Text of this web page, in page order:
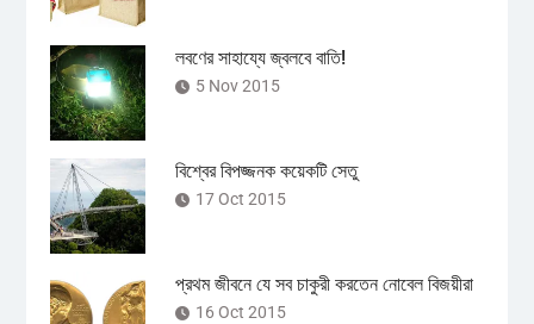
লবণের সাহায্যে জ্বলবে বাতি!
5 Nov 2015
বিশ্বের বিপজ্জনক কয়েকটি সেতু
17 Oct 2015
প্রথম জীবনে যে সব চাকুরী করতেন নোবেল বিজয়ীরা
16 Oct 2015